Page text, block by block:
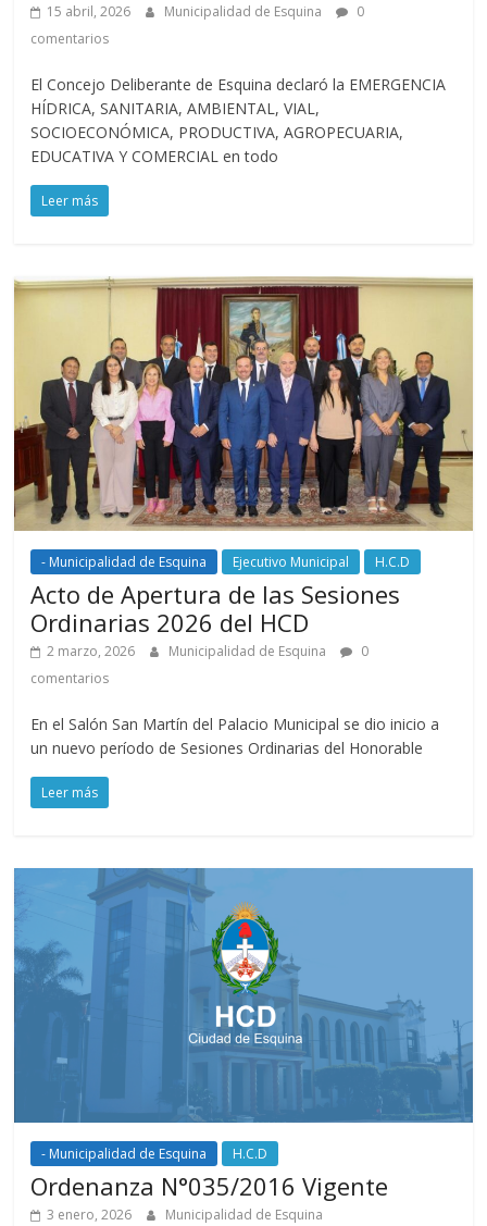
15 abril, 2026 Municipalidad de Esquina
0
comentarios
El Concejo Deliberante de Esquina declaró la EMERGENCIA
HÍDRICA, SANITARIA, AMBIENTAL, VIAL,
SOCIOECONÓMICA, PRODUCTIVA, AGROPECUARIA,
EDUCATIVA Y COMERCIAL en todo
Leer más
- Municipalidad de Esquina Ejecutivo Municipal H.C.D
Acto de Apertura de las Sesiones
Ordinarias 2026 del HCD
2 marzo, 2026 Municipalidad de Esquina
0
comentarios
En el Salón San Martín del Palacio Municipal se dio inicio a
un nuevo período de Sesiones Ordinarias del Honorable
Leer más
- Municipalidad de Esquina H.C.D
Ordenanza N°035/2016 Vigente
3 enero, 2026 Municipalidad de Esquina